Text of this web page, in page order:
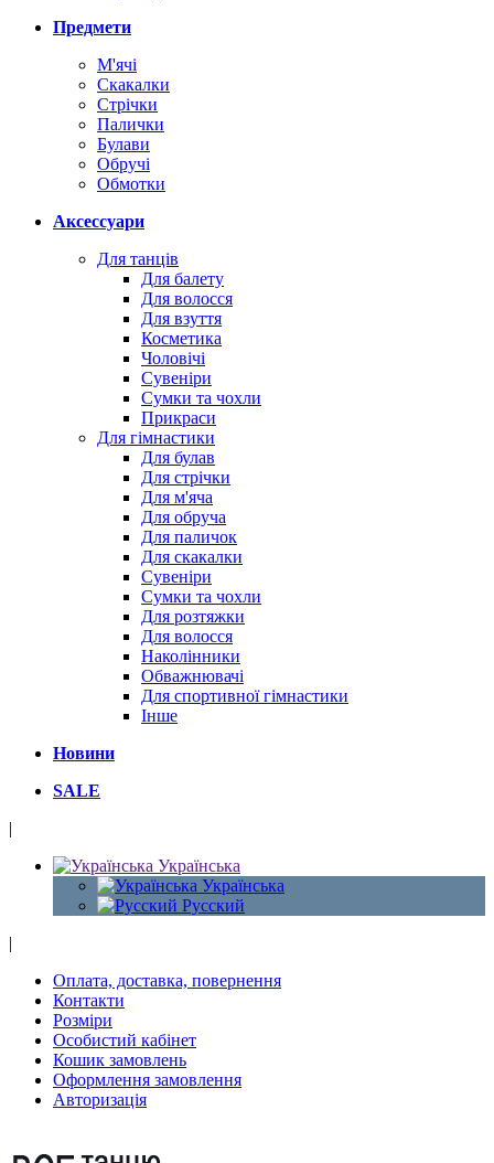
Предмети
М'ячі
Скакалки
Стрічки
Палички
Булави
Обручі
Обмотки
Аксессуари
Для танців
Для балету
Для волосся
Для взуття
Косметика
Чоловічі
Сувеніри
Сумки та чохли
Прикраси
Для гімнастики
Для булав
Для стрічки
Для м'яча
Для обруча
Для паличок
Для скакалки
Сувеніри
Сумки та чохли
Для розтяжки
Для волосся
Наколінники
Обважнювачі
Для спортивної гімнастики
Інше
Новини
SALE
|
Українська
Українська
Русский
|
Оплата, доставка, повернення
Контакти
Розміри
Особистий кабінет
Кошик замовлень
Оформлення замовлення
Авторизація